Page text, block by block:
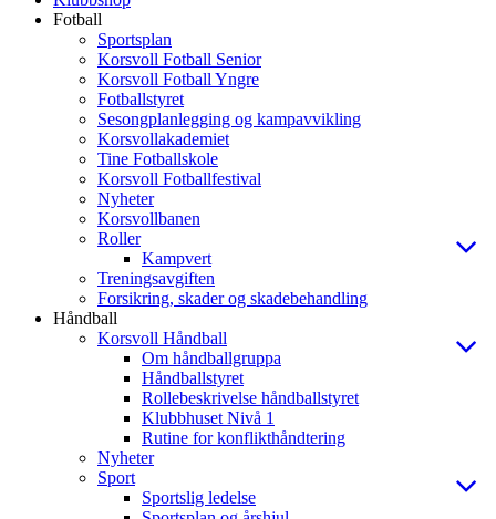
Fotball
Sportsplan
Korsvoll Fotball Senior
Korsvoll Fotball Yngre
Fotballstyret
Sesongplanlegging og kampavvikling
Korsvollakademiet
Tine Fotballskole
Korsvoll Fotballfestival
Nyheter
Korsvollbanen
Roller
Kampvert
Treningsavgiften
Forsikring, skader og skadebehandling
Håndball
Korsvoll Håndball
Om håndballgruppa
Håndballstyret
Rollebeskrivelse håndballstyret
Klubbhuset Nivå 1
Rutine for konflikthåndtering
Nyheter
Sport
Sportslig ledelse